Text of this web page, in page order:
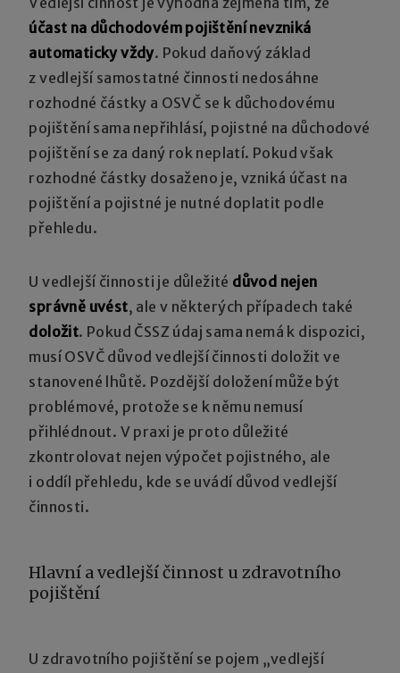
účast na důchodovém pojištění nevzniká
automaticky vždy. Pokud daňový základ
z vedlejší samostatné činnosti nedosáhne
rozhodné částky a OSVČ se k důchodovému
pojištění sama nepřihlásí, pojistné na důchodové
pojištění se za daný rok neplatí. Pokud však
rozhodné částky dosaženo je, vzniká účast na
pojištění a pojistné je nutné doplatit podle
přehledu.
U vedlejší činnosti je důležité důvod nejen
správně uvést, ale v některých případech také
doložit. Pokud ČSSZ údaj sama nemá k dispozici,
musí OSVČ důvod vedlejší činnosti doložit ve
stanovené lhůtě. Pozdější doložení může být
problémové, protože se k němu nemusí
přihlédnout. V praxi je proto důležité
zkontrolovat nejen výpočet pojistného, ale
i oddíl přehledu, kde se uvádí důvod vedlejší
činnosti.
Hlavní a vedlejší činnost u zdravotního
pojištění
U zdravotního pojištění se pojem „vedlejší